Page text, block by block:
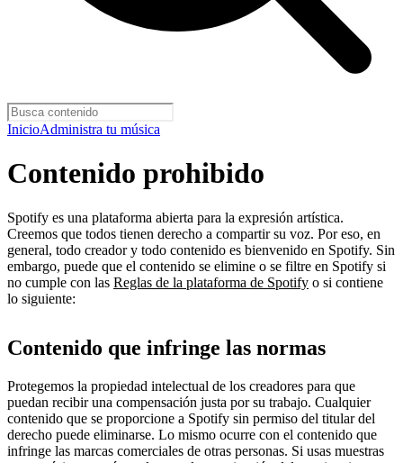
InicioAdministra tu música
Contenido prohibido
Spotify es una plataforma abierta para la expresión artística.
Creemos que todos tienen derecho a compartir su voz. Por eso, en
general, todo creador y todo contenido es bienvenido en Spotify. Sin
embargo, puede que el contenido se elimine o se filtre en Spotify si
no cumple con las Reglas de la plataforma de Spotify o si contiene
lo siguiente:
Contenido que infringe las normas
Protegemos la propiedad intelectual de los creadores para que
puedan recibir una compensación justa por su trabajo. Cualquier
contenido que se proporcione a Spotify sin permiso del titular del
derecho puede eliminarse. Lo mismo ocurre con el contenido que
infringe las marcas comerciales de otras personas. Si usas muestras